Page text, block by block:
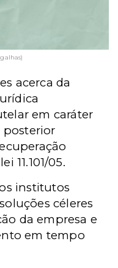
acerca da
em caráter
posterior
11.101/05.
institutos
céleres
da empresa e
em tempo